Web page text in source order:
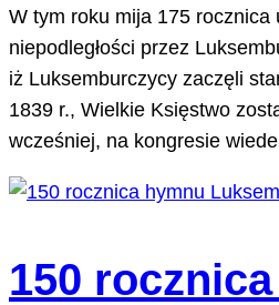
W tym roku mija 175 rocznica
niepodległości przez
iż Luksemburczycy zaczęli
1839 r., Wielkie Księstwo
wcześniej, na kongresie
150